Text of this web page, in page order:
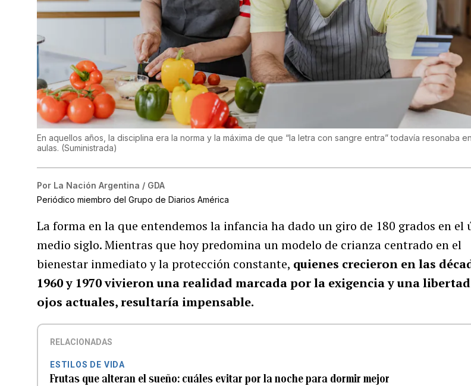
En aquellos años, la disciplina era la norma y la máxima de que “la letra con sangre entra” todavía resonaba
aulas. (Suministrada)
Por La Nación Argentina / GDA
Periódico miembro del Grupo de Diarios América
La forma en la que entendemos la infancia ha dado un giro de 180 grados en el
medio siglo. Mientras que hoy predomina un modelo de crianza centrado en el
bienestar inmediato y la protección constante, quienes crecieron en las
1960 y 1970 vivieron una realidad marcada por la exigencia y una libertad
ojos actuales, resultaría impensable.
RELACIONADAS
ESTILOS DE VIDA
Frutas que alteran el sueño: cuáles evitar por la noche para dormir mejor